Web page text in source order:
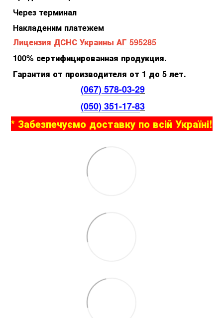
Через терминал
Накладеним платежем
Лицензия ДСНС Украины АГ 595285
100% сертифицированная продукция.
Гарантия от производителя от 1 до 5 лет.
(067) 578-03-29
(050) 351-17-83
* Забезпечуємо доставку по всій Україні!